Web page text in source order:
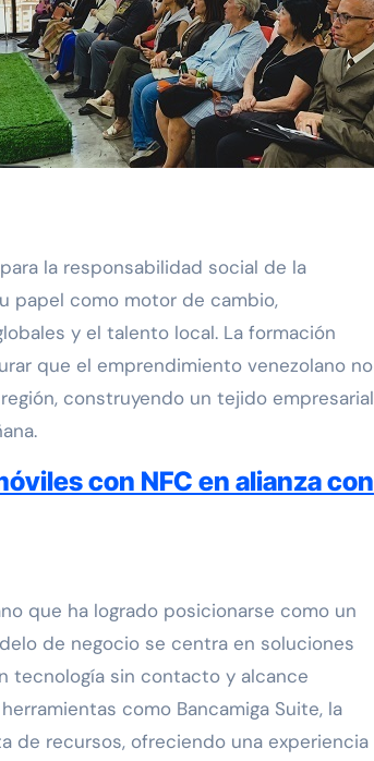
la responsabilidad social de la
papel como motor de cambio,
y el talento local. La formación
que el emprendimiento venezolano no
construyendo un tejido empresarial
con NFC en alianza con
que ha logrado posicionarse como un
de negocio se centra en soluciones
tecnología sin contacto y alcance
como Bancamiga Suite, la
de recursos, ofreciendo una experiencia